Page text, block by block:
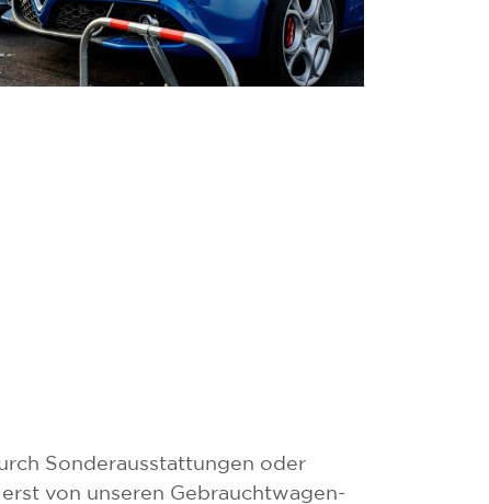
Sonderausstattungen oder
von unseren Gebrauchtwagen-